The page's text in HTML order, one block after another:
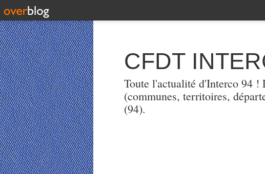
CFDT
Toute l'actualité d'Interco 94 !
(communes, territoires,
(94).